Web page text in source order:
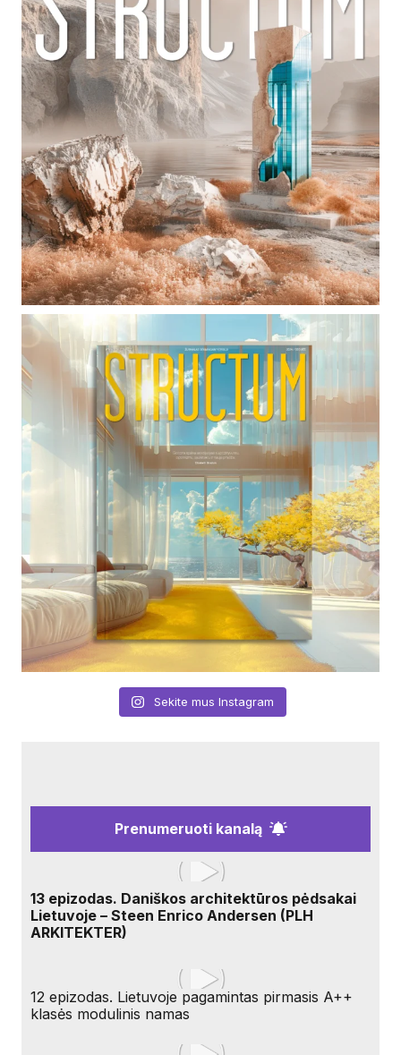
Sekite mus Instagram
Prenumeruoti kanalą
13 epizodas. Daniškos architektūros pėdsakai
Lietuvoje – Steen Enrico Andersen (PLH
ARKITEKTER)
12 epizodas. Lietuvoje pagamintas pirmasis A++
klasės modulinis namas